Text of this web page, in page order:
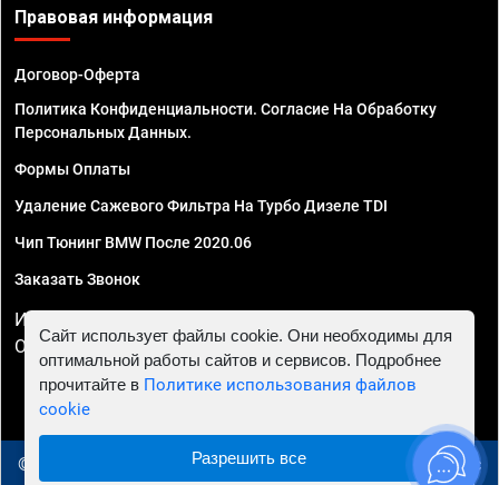
Правовая информация
Договор-Оферта
Политика Конфиденциальности. Согласие На Обработку
Персональных Данных.
Формы Оплаты
Удаление Сажевого Фильтра На Турбо Дизеле TDI
Чип Тюнинг BMW После 2020.06
Заказать Звонок
ИП Смирнов Георгий Павлович. ИНН 781302555843,
ОГРНИП 324470400032610
© 2010 - 2026 Чип тюнинг в Новосибирске - Автосервис
Сайт использует файлы cookie. Они необходимы для
оптимальной работы сайтов и сервисов. Подробнее
прочитайте в Политике использования файлов
cookie
Разрешить все